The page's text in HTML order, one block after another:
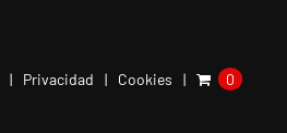
Privacidad Cookies 0